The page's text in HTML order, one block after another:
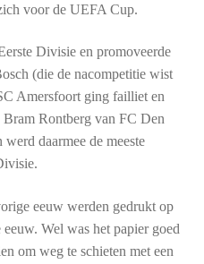
voor de UEFA Cup.
Divisie en promoveerde
(die de nacompetitie wist
Amersfoort ging failliet en
Rontberg van FC Den
daarmee de meeste
eeuw werden gedrukt op
Wel was het papier goed
om weg te schieten met een